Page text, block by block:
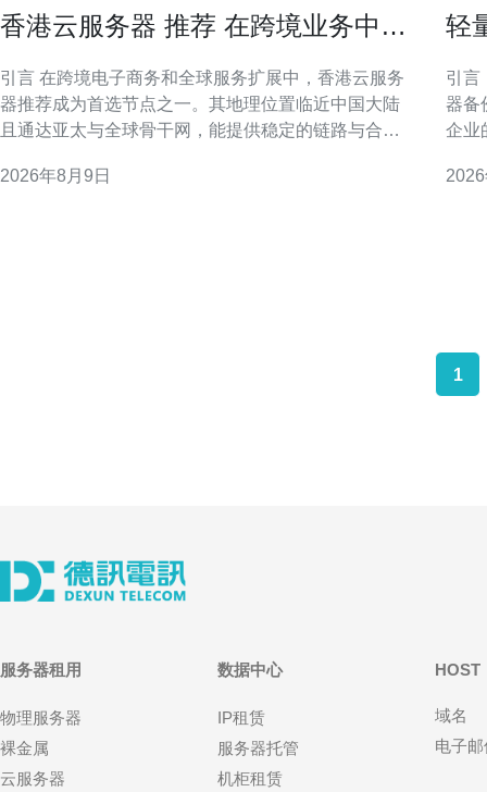
香港云服务器 推荐 在跨境业务中的
引言 在跨境电子商务和全球服务扩展中，香港云服务
器推荐成为首选节点之一。其地理位置临近中国大陆
且通达亚太与全球骨干网，能提供稳定的链路与合规
维和产品团队做出更合理的部署决策。 香港云服务器
2026年8月9日
轻
引言
器备
企业
恢复。 目标与原则：明确RPO与
1
服务器租用
物理服务器
裸金属
云服务器
数据中心
IP租赁
服务器托管
机柜租赁
HOST
域名
电子